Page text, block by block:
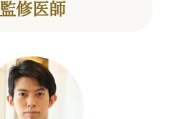
監修医師